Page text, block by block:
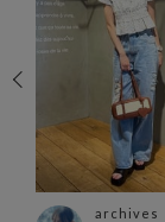
archives